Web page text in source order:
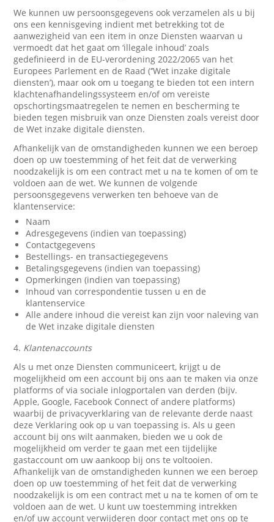
We kunnen uw persoonsgegevens ook verzamelen als u bij
ons een kennisgeving indient met betrekking tot de
aanwezigheid van een item in onze Diensten waarvan u
vermoedt dat het gaat om ‘illegale inhoud’ zoals
gedefinieerd in de EU-verordening 2022/2065 van het
Europees Parlement en de Raad (‘’Wet inzake digitale
diensten’), maar ook om u toegang te bieden tot een intern
klachtenafhandelingssysteem en/of om vereiste
opschortingsmaatregelen te nemen en bescherming te
bieden tegen misbruik van onze Diensten zoals vereist door
de Wet inzake digitale diensten.
Afhankelijk van de omstandigheden kunnen we een beroep
doen op uw toestemming of het feit dat de verwerking
noodzakelijk is om een contract met u na te komen of om te
voldoen aan de wet. We kunnen de volgende
persoonsgegevens verwerken ten behoeve van de
klantenservice:
Naam
Adresgegevens (indien van toepassing)
Contactgegevens
Bestellings- en transactiegegevens
Betalingsgegevens (indien van toepassing)
Opmerkingen (indien van toepassing)
Inhoud van correspondentie tussen u en de
klantenservice
Alle andere inhoud die vereist kan zijn voor naleving van
de Wet inzake digitale diensten
4. Klantenaccounts
Als u met onze Diensten communiceert, krijgt u de
mogelijkheid om een account bij ons aan te maken via onze
platforms of via sociale inlogportalen van derden (bijv.
Apple, Google, Facebook Connect of andere platforms)
waarbij de privacyverklaring van de relevante derde naast
deze Verklaring ook op u van toepassing is. Als u geen
account bij ons wilt aanmaken, bieden we u ook de
mogelijkheid om verder te gaan met een tijdelijke
gastaccount om uw aankoop bij ons te voltooien.
Afhankelijk van de omstandigheden kunnen we een beroep
doen op uw toestemming of het feit dat de verwerking
noodzakelijk is om een contract met u na te komen of om te
voldoen aan de wet. U kunt uw toestemming intrekken
en/of uw account verwijderen door contact met ons op te